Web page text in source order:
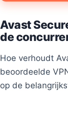
Avast
de
Hoe verhoudt
beoordeelde
op de